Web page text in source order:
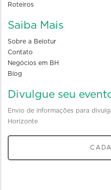
Roteiros
Saiba Mais
Sobre a Belotur
Contato
Negócios em BH
Blog
Divulgue seu
Envio de informações para
Horizonte